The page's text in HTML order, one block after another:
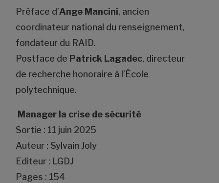
Préface d’Ange Mancini, ancien
coordinateur national du renseignement,
fondateur du RAID.
Postface de Patrick Lagadec, directeur
de recherche honoraire à l’École
polytechnique.
Manager la crise de sécurité
Sortie : 11 juin 2025
Auteur : Sylvain Joly
Editeur : LGDJ
Pages : 154